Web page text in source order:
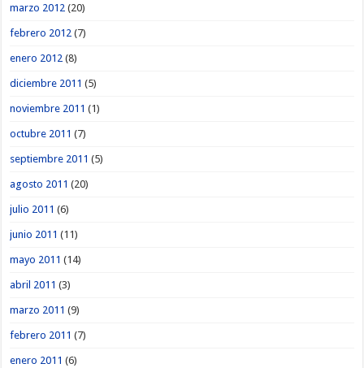
marzo 2012 (20)
febrero 2012 (7)
enero 2012 (8)
diciembre 2011 (5)
noviembre 2011 (1)
octubre 2011 (7)
septiembre 2011 (5)
agosto 2011 (20)
julio 2011 (6)
junio 2011 (11)
mayo 2011 (14)
abril 2011 (3)
marzo 2011 (9)
febrero 2011 (7)
enero 2011 (6)